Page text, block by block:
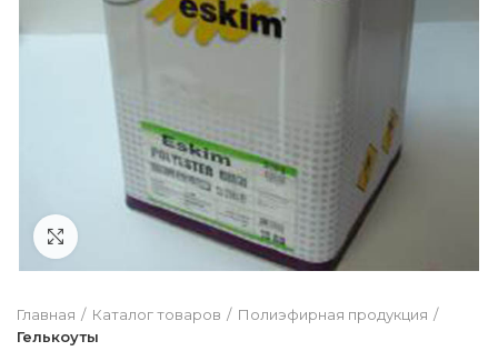
Нажмите чтобы увеличить
Главная Каталог товаров
Полиэфирная продукция
Гелькоуты